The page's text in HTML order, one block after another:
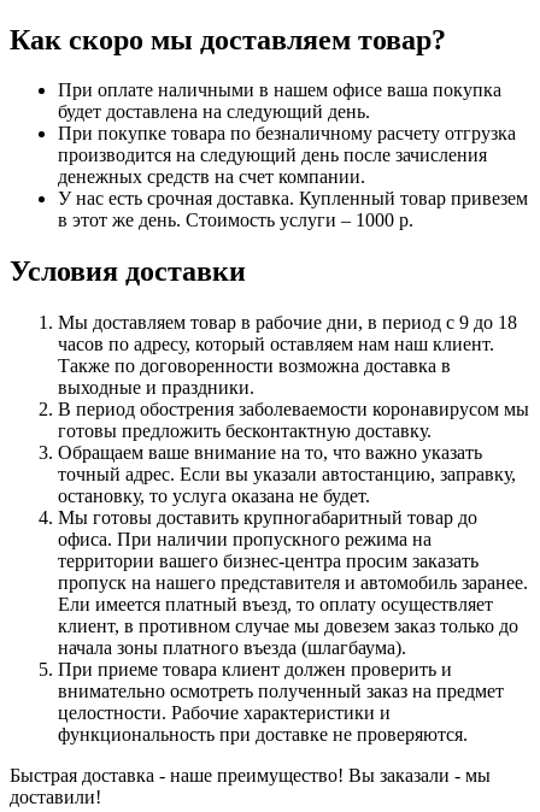
Как скоро мы доставляем товар?
При оплате наличными в нашем офисе ваша покупка
будет доставлена на следующий день.
При покупке товара по безналичному расчету отгрузка
производится на следующий день после зачисления
денежных средств на счет компании.
У нас есть срочная доставка. Купленный товар привезем
в этот же день. Стоимость услуги – 1000 р.
Условия доставки
Мы доставляем товар в рабочие дни, в период с 9 до 18
часов по адресу, который оставляем нам наш клиент.
Также по договоренности возможна доставка в
выходные и праздники.
В период обострения заболеваемости коронавирусом мы
готовы предложить бесконтактную доставку.
Обращаем ваше внимание на то, что важно указать
точный адрес. Если вы указали автостанцию, заправку,
остановку, то услуга оказана не будет.
Мы готовы доставить крупногабаритный товар до
офиса. При наличии пропускного режима на
территории вашего бизнес-центра просим заказать
пропуск на нашего представителя и автомобиль заранее.
Ели имеется платный въезд, то оплату осуществляет
клиент, в противном случае мы довезем заказ только до
начала зоны платного въезда (шлагбаума).
При приеме товара клиент должен проверить и
внимательно осмотреть полученный заказ на предмет
целостности. Рабочие характеристики и
функциональность при доставке не проверяются.
Быстрая доставка - наше преимущество! Вы заказали - мы
доставили!